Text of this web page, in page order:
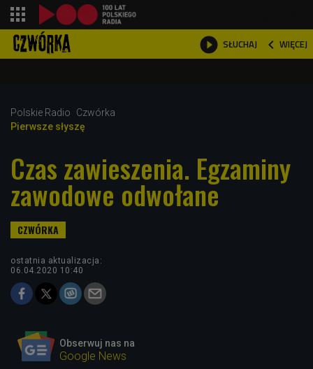
 SŁUCHAJ  WIĘCEJ

Polskie Radio
Czwórka
Pierwsze słyszę
Czas zawieszenia. Egzaminy
zawodowe odwołane
ostatnia aktualizacja:
06.04.2020 10:40
Obserwuj nas na
Google News